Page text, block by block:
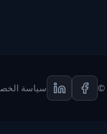
سياسة